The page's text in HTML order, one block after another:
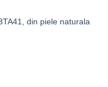
din piele naturala